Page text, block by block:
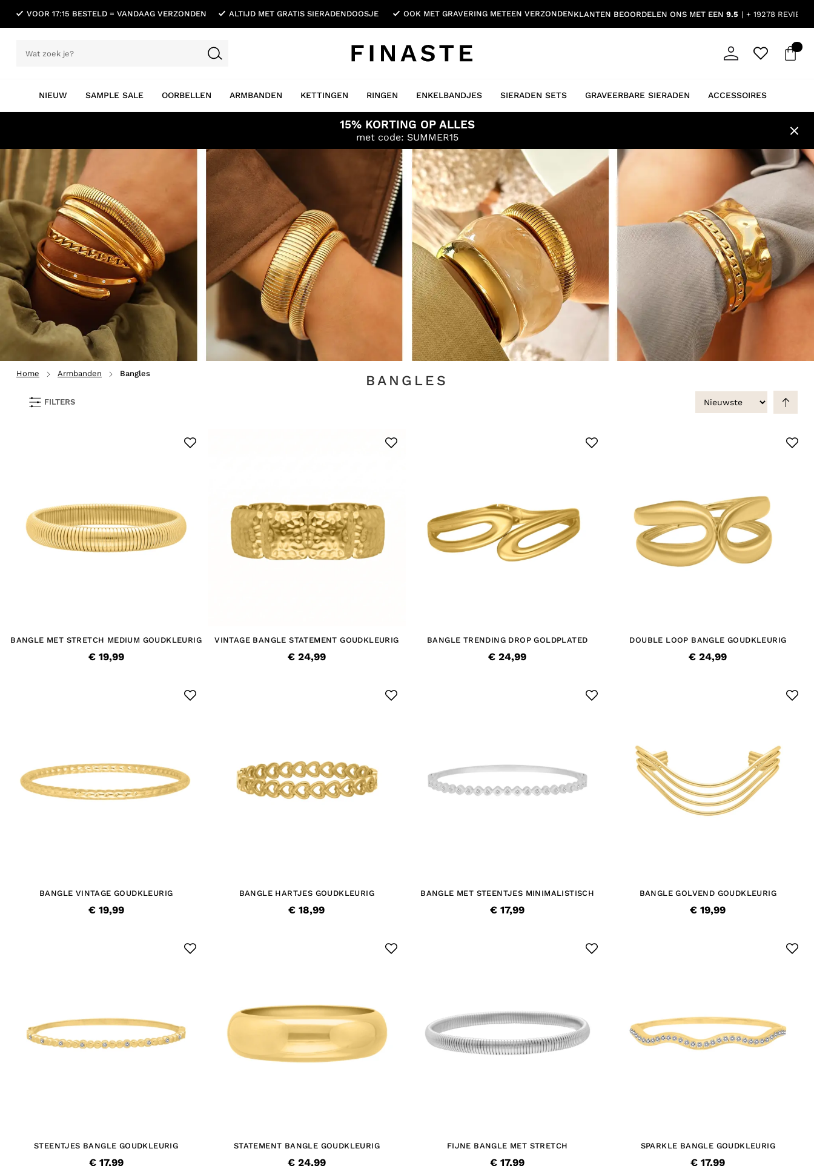
VOOR 17:15 BESTELD = VANDAAG VERZONDEN ALTIJD MET GRATIS SIERADENDOOSJE OOK MET GRAVERING METEEN VERZONDENKLANTEN BEOORDELEN ONS MET EEN 9.5 + 19278 REVIEWS
NIEUW SAMPLE SALE OORBELLEN ARMBANDEN KETTINGEN RINGEN ENKELBANDJES SIERADEN SETS GRAVEERBARE SIERADEN ACCESSOIRES
15% KORTING OP ALLES
met code: SUMMER15
Home Armbanden Bangles BANGLES
FILTERS
BANGLE MET STRETCH MEDIUM GOUDKLEURIG
€ 19,99
VINTAGE BANGLE STATEMENT GOUDKLEURIG
€ 24,99
BANGLE TRENDING DROP GOLDPLATED
€ 24,99
DOUBLE LOOP BANGLE GOUDKLEURIG
€ 24,99
BANGLE VINTAGE GOUDKLEURIG
€ 19,99
BANGLE HARTJES GOUDKLEURIG
€ 18,99
BANGLE MET STEENTJES MINIMALISTISCH
€ 17,99
BANGLE GOLVEND GOUDKLEURIG
€ 19,99
STEENTJES BANGLE GOUDKLEURIG
€ 17,99
STATEMENT BANGLE GOUDKLEURIG
€ 24,99
FIJNE BANGLE MET STRETCH
€ 17,99
SPARKLE BANGLE GOUDKLEURIG
€ 17,99